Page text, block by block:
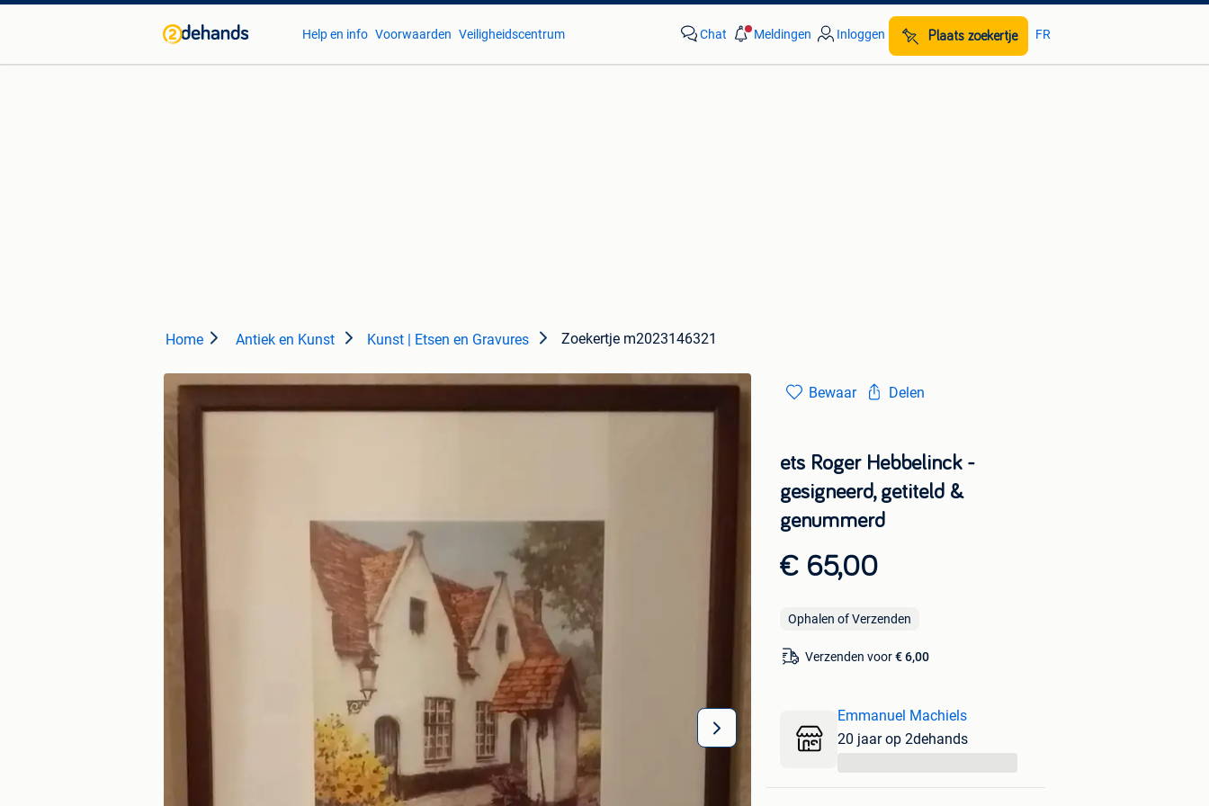
Help en info Voorwaarden Veiligheidscentrum Chat Meldingen Inloggen Plaats zoekertje FR
Home Antiek en Kunst Kunst | Etsen en Gravures Zoekertje m2023146321
Bewaar Delen
ets Roger Hebbelinck -
gesigneerd, getiteld &
genummerd
€ 65,00
Ophalen of Verzenden
Verzenden voor€ 6,00
Emmanuel Machiels
20 jaar op 2dehands